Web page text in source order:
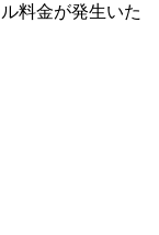
料金が発生いた